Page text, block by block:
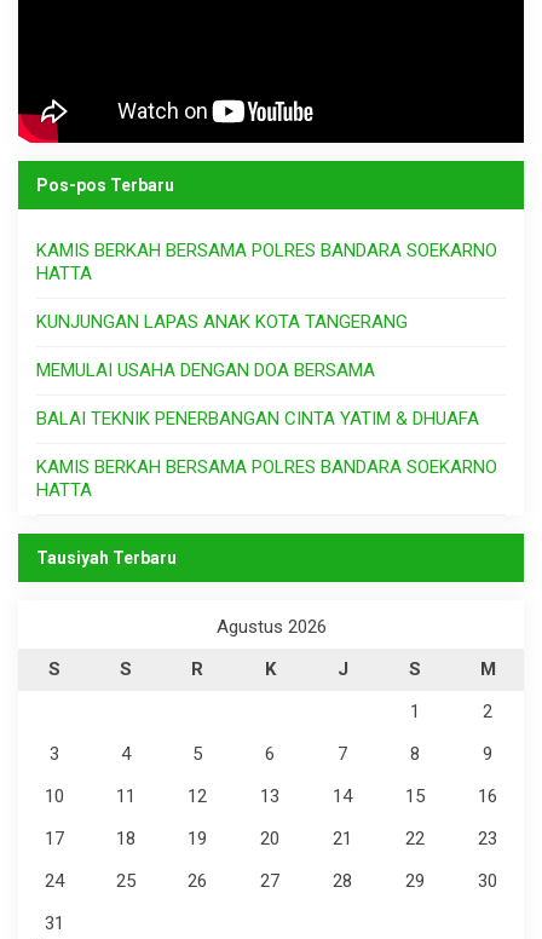
Pos-pos Terbaru
KAMIS BERKAH BERSAMA POLRES BANDARA SOEKARNO
HATTA
KUNJUNGAN LAPAS ANAK KOTA TANGERANG
MEMULAI USAHA DENGAN DOA BERSAMA
BALAI TEKNIK PENERBANGAN CINTA YATIM & DHUAFA
KAMIS BERKAH BERSAMA POLRES BANDARA SOEKARNO
HATTA
Tausiyah Terbaru
Agustus 2026
S
S R K J S
M
1
2
3
4 5 6 7 8
9
10
11 12 13 14 15
16
17
18 19 20 21 22
23
24
25 26 27 28 29
30
31